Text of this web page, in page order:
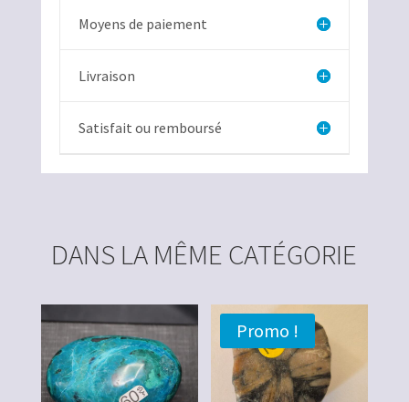
Moyens de paiement
Livraison
Satisfait ou remboursé
DANS LA MÊME CATÉGORIE
Promo !